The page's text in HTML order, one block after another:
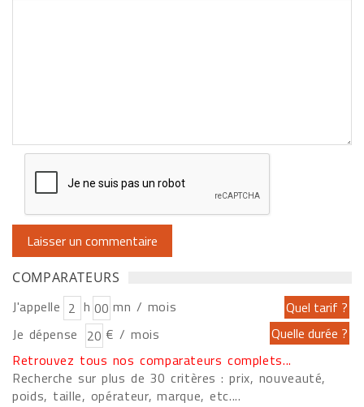
COMPARATEURS
J'appelle h
mn / mois
Je dépense
€ / mois
Retrouvez tous nos comparateurs complets...
Recherche sur plus de 30 critères : prix, nouveauté,
poids, taille, opérateur, marque, etc....